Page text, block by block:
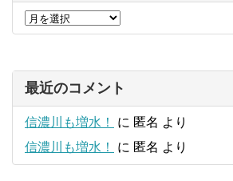
最近のコメント
信濃川も増水！ に 匿名 より
信濃川も増水！
に 匿名 より